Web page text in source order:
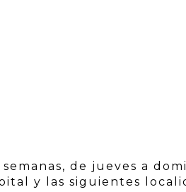
de jueves a
y las siguientes